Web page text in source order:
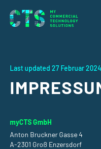
Last updated 27 Februar 2024
myCTS GmbH
Anton Bruckner Gasse 4
A-2301 Groß Enzersdorf